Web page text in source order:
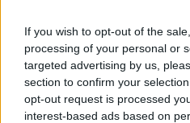
If you wish to opt-out of the
processing of your personal or
targeted advertising by us,
section to confirm your
opt-out request is processed
interest-based ads based on
Annons: